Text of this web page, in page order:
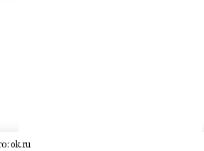
ok.ru